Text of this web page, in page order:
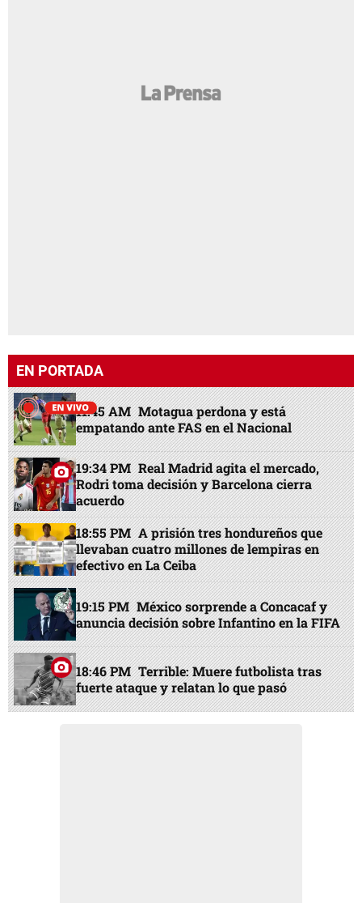
EN PORTADA
11:45 AM Motagua perdona y está
empatando ante FAS en el Nacional
19:34 PM Real Madrid agita el mercado,
Rodri toma decisión y Barcelona cierra
acuerdo
18:55 PM A prisión tres hondureños que
llevaban cuatro millones de lempiras en
efectivo en La Ceiba
19:15 PM México sorprende a Concacaf y
anuncia decisión sobre Infantino en la FIFA
18:46 PM Terrible: Muere futbolista tras
fuerte ataque y relatan lo que pasó